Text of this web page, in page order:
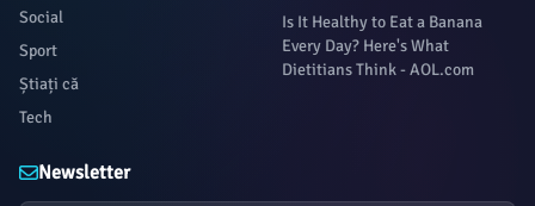
Social
Sport
Știați că
Tech
Is It Healthy to Eat a Banana
Every Day? Here's What
Dietitians Think - AOL.com
Newsletter